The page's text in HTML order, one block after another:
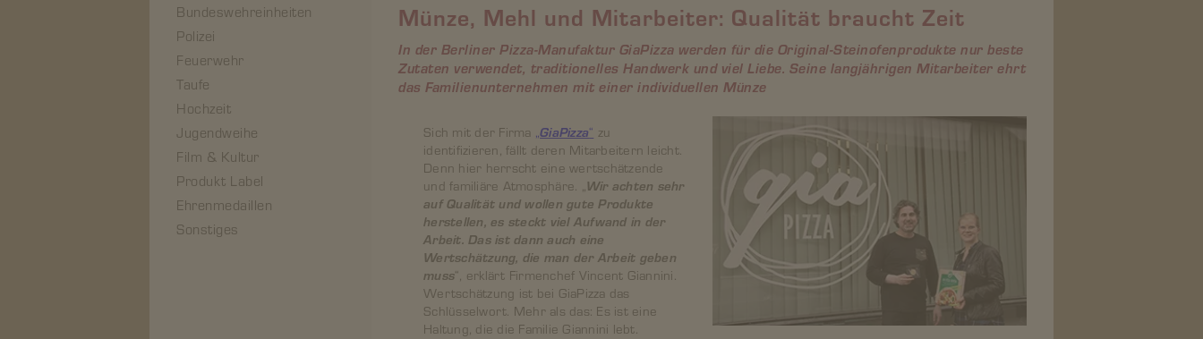
Bundeswehreinheiten
Polizei
Feuerwehr
Taufe
Hochzeit
Jugendweihe
Film & Kultur
Produkt Label
Ehrenmedaillen
Sonstiges
Münze, Mehl und Mitarbeiter: Qualität braucht Zeit
In der Berliner Pizza-Manufaktur GiaPizza werden für die Original-Steinofenprodukte nur beste
Zutaten verwendet, traditionelles Handwerk und viel Liebe. Seine langjährigen Mitarbeiter ehrt
das Familienunternehmen mit einer individuellen Münze
Sich mit der Firma „GiaPizza“ zu
identifizieren, fällt deren Mitarbeitern leicht.
Denn hier herrscht eine wertschätzende
und familiäre Atmosphäre. „Wir achten sehr
auf Qualität und wollen gute Produkte
herstellen, es steckt viel Aufwand in der
Arbeit. Das ist dann auch eine
Wertschätzung, die man der Arbeit geben
muss“, erklärt Firmenchef Vincent Giannini.
Wertschätzung ist bei GiaPizza das
Schlüsselwort. Mehr als das: Es ist eine
Haltung, die die Familie Giannini lebt.